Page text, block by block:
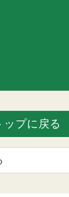
ップに戻る